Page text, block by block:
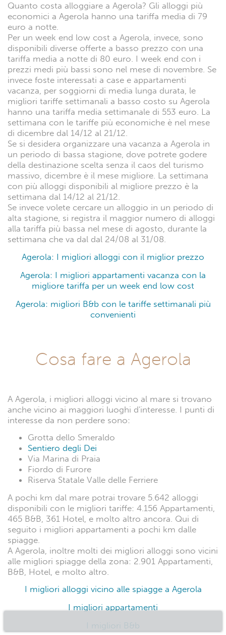
Quanto costa alloggiare a Agerola? Gli alloggi più
economici a Agerola hanno una tariffa media di 79
euro a notte.
Per un week end low cost a Agerola, invece, sono
disponibili diverse offerte a basso prezzo con una
tariffa media a notte di 80 euro. I week end con i
prezzi medi più bassi sono nel mese di novembre. Se
invece foste interessati a case e appartamenti
vacanza, per soggiorni di media lunga durata, le
migliori tariffe settimanali a basso costo su Agerola
hanno una tariffa media settimanale di 553 euro. La
settimana con le tariffe più economiche è nel mese
di dicembre dal 14/12 al 21/12.
Se si desidera organizzare una vacanza a Agerola in
un periodo di bassa stagione, dove potrete godere
della destinazione scelta senza il caos del turismo
massivo, dicembre è il mese migliore. La settimana
con più alloggi disponibili al migliore prezzo è la
settimana dal 14/12 al 21/12.
Se invece volete cercare un alloggio in un periodo di
alta stagione, si registra il maggior numero di alloggi
alla tariffa più bassa nel mese di agosto, durante la
settimana che va dal dal 24/08 al 31/08.
Agerola: I migliori alloggi con il miglior prezzo
Agerola: I migliori appartamenti vacanza con la
migliore tariffa per un week end low cost
Agerola: migliori B&b con le tariffe settimanali più
convenienti
Cosa fare a Agerola
A Agerola, i migliori alloggi vicino al mare si trovano
anche vicino ai maggiori luoghi d'interesse. I punti di
interesse da non perdere sono:
Grotta dello Smeraldo
Sentiero degli Dei
Via Marina di Praia
Fiordo di Furore
Riserva Statale Valle delle Ferriere
A pochi km dal mare potrai trovare 5.642 alloggi
disponibili con le migliori tariffe: 4.156 Appartamenti,
465 B&B, 361 Hotel, e molto altro ancora. Qui di
seguito i migliori appartamenti a pochi km dalle
spiagge.
A Agerola, inoltre molti dei migliori alloggi sono vicini
alle migliori spiagge della zona: 2.901 Appartamenti,
B&B, Hotel, e molto altro.
I migliori alloggi vicino alle spiagge a Agerola
I migliori appartamenti
I migliori B&b